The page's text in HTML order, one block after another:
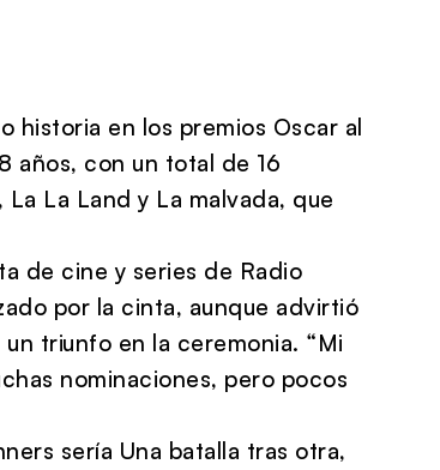
historia en los premios Oscar al
años, con un total de 16
La Land y La malvada, que
de cine y series de Radio
por la cinta, aunque advirtió
triunfo en la ceremonia. “Mi
nominaciones, pero pocos
sería Una batalla tras otra,